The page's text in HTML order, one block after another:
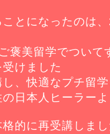
とになったのは
褒美留学でついて
けました
、快適なプチ留
日本人ヒーラーよ
的に再受講しまし